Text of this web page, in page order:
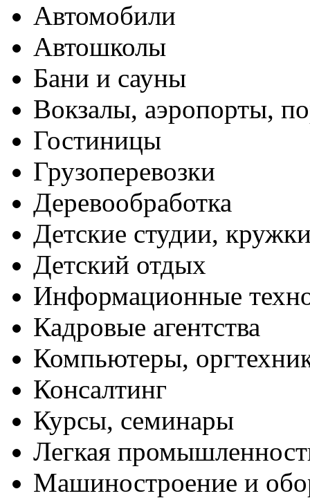
Автомобили
Автошколы
Бани и сауны
Вокзалы, аэропорты,
Гостиницы
Грузоперевозки
Деревообработка
Детские студии,
Детский отдых
Информационные
Кадровые агентства
Компьютеры,
Консалтинг
Курсы, семинары
Легкая
Машиностроение и